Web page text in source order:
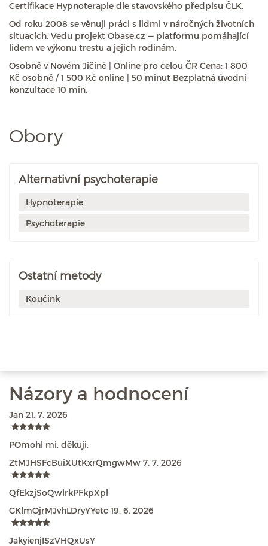
Certifikace Hypnoterapie dle stavovského předpisu ČLK.
Od roku 2008 se věnuji práci s lidmi v náročných životních
situacích. Vedu projekt Obase.cz — platformu pomáhající
lidem ve výkonu trestu a jejich rodinám.
Osobně v Novém Jičíně | Online pro celou ČR Cena: 1 800
Kč osobně / 1 500 Kč online | 50 minut Bezplatná úvodní
konzultace 10 min.
Obory
Alternativní psychoterapie
Hypnoterapie
Psychoterapie
Ostatní metody
Koučink
Názory a hodnocení
Jan 21. 7. 2026
POmohl mi, děkuji.
ZtMJHSFcBuiXUtKxrQmgwMw 7. 7. 2026
QfEkzjSoQwlrkPFkpXpl
GKlmOjrMJvhLDryYYetc 19. 6. 2026
JakyienjISzVHQxUsY